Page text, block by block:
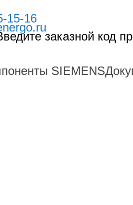
15-16
заказной код
SIEMENS